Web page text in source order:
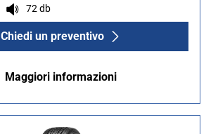
72 db
Chiedi un preventivo
Maggiori informazioni